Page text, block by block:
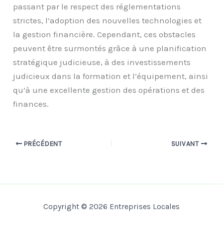
passant par le respect des réglementations
strictes, l’adoption des nouvelles technologies et
la gestion financière. Cependant, ces obstacles
peuvent être surmontés grâce à une planification
stratégique judicieuse, à des investissements
judicieux dans la formation et l’équipement, ainsi
qu’à une excellente gestion des opérations et des
finances.
PRÉCÉDENT SUIVANT
Copyright © 2026 Entreprises Locales